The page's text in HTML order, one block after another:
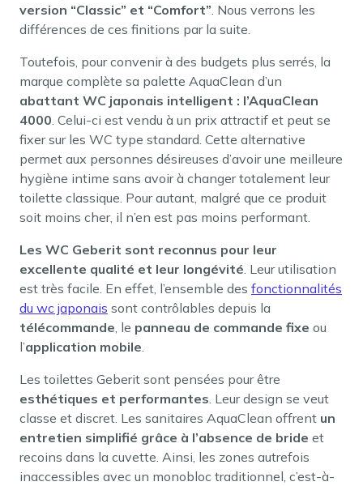
version “Classic” et “Comfort”. Nous verrons les
différences de ces finitions par la suite.
Toutefois, pour convenir à des budgets plus serrés, la
marque complète sa palette AquaClean d’un
abattant WC japonais intelligent : l’AquaClean
4000. Celui-ci est vendu à un prix attractif et peut se
fixer sur les WC type standard. Cette alternative
permet aux personnes désireuses d’avoir une meilleure
hygiène intime sans avoir à changer totalement leur
toilette classique. Pour autant, malgré que ce produit
soit moins cher, il n’en est pas moins performant.
Les WC Geberit sont reconnus pour leur
excellente qualité et leur longévité. Leur utilisation
est très facile. En effet, l’ensemble des fonctionnalités
du wc japonais sont contrôlables depuis la
télécommande, le panneau de commande fixe ou
l’application mobile.
Les toilettes Geberit sont pensées pour être
esthétiques et performantes. Leur design se veut
classe et discret. Les sanitaires AquaClean offrent un
entretien simplifié grâce à l’absence de bride et
recoins dans la cuvette. Ainsi, les zones autrefois
inaccessibles avec un monobloc traditionnel, c’est-à-